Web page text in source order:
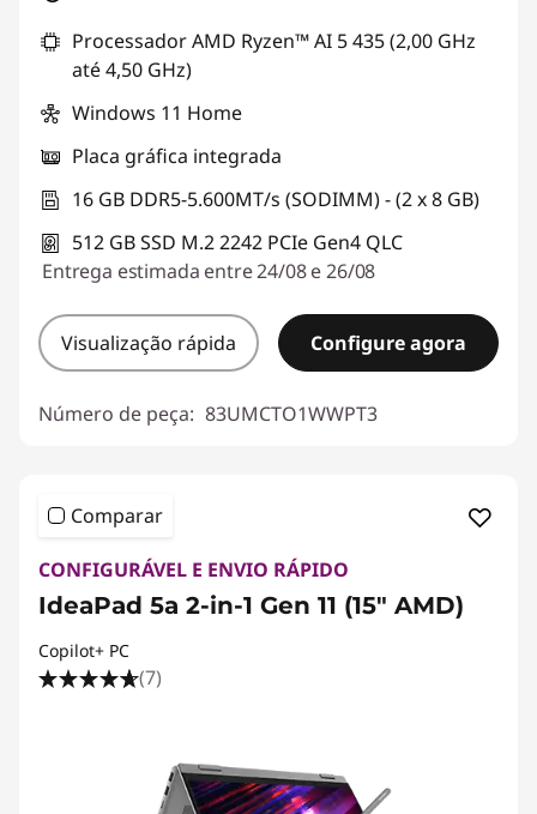
Processador AMD Ryzen™ AI 5 435 (2,00 GHz
até 4,50 GHz)
Windows 11 Home
Placa gráfica integrada
16 GB DDR5-5.600MT/s (SODIMM) - (2 x 8 GB)
512 GB SSD M.2 2242 PCIe Gen4 QLC
Entrega estimada entre 24/08 e 26/08
Visualização rápida Configure agora
Número de peça: 83UMCTO1WWPT3
Comparar
CONFIGURÁVEL E ENVIO RÁPIDO
IdeaPad 5a 2-in-1 Gen 11 (15" AMD)
Copilot+ PC
(7)